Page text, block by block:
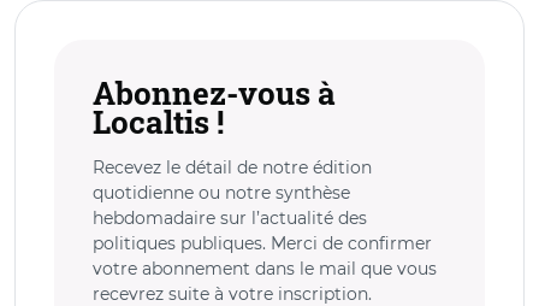
Abonnez-vous à
Localtis !
Recevez le détail de notre édition
quotidienne ou notre synthèse
hebdomadaire sur l’actualité des
politiques publiques. Merci de confirmer
votre abonnement dans le mail que vous
recevrez suite à votre inscription.